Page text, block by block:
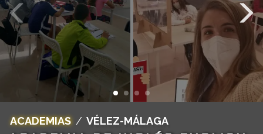
ACADEMIAS / VÉLEZ-MÁLAGA